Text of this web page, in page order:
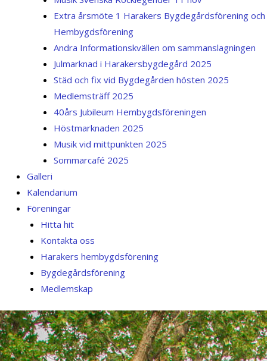
Extra årsmöte 1 Harakers Bygdegårdsförening och
Hembygdsförening
Andra Informationskvällen om sammanslagningen
Julmarknad i Harakersbygdegård 2025
Städ och fix vid Bygdegården hösten 2025
Medlemsträff 2025
40års Jubileum Hembygdsföreningen
Höstmarknaden 2025
Musik vid mittpunkten 2025
Sommarcafé 2025
Galleri
Kalendarium
Föreningar
Hitta hit
Kontakta oss
Harakers hembygdsförening
Bygdegårdsförening
Medlemskap